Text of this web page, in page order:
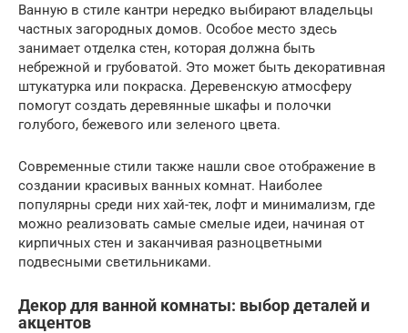
Ванную в стиле кантри нередко выбирают владельцы
частных загородных домов. Особое место здесь
занимает отделка стен, которая должна быть
небрежной и грубоватой. Это может быть декоративная
штукатурка или покраска. Деревенскую атмосферу
помогут создать деревянные шкафы и полочки
голубого, бежевого или зеленого цвета.
Современные стили также нашли свое отображение в
создании красивых ванных комнат. Наиболее
популярны среди них хай-тек, лофт и минимализм, где
можно реализовать самые смелые идеи, начиная от
кирпичных стен и заканчивая разноцветными
подвесными светильниками.
Декор для ванной комнаты: выбор деталей и
акцентов